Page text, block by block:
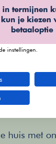
termijnen
kun je kiezen
betaaloptie
huis met
analyse van
gepersonaliseerde
instellingen.